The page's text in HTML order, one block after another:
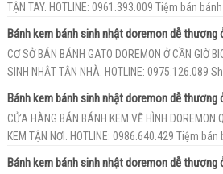
TẬN TAY. HOTLINE: 0961.393.009 Tiệm bán
Bánh kem bánh sinh nhật doremon dễ thương
CƠ SỞ BÁN BÁNH GATO DOREMON Ở CẦN GIỜ
SINH NHẬT TẬN NHÀ. HOTLINE: 0975.126.089
Bánh kem bánh sinh nhật doremon dễ thương
CỬA HÀNG BÁN BÁNH KEM VẼ HÌNH DOREMON
KEM TẬN NƠI. HOTLINE: 0986.640.429 Tiệm
Bánh kem bánh sinh nhật doremon dễ thương